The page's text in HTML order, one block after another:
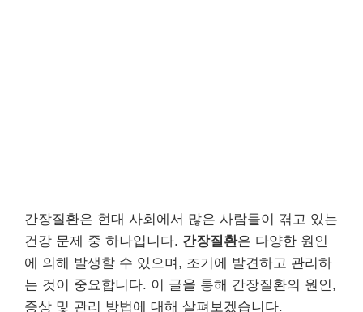
간장질환은 현대 사회에서 많은 사람들이 겪고 있는
건강 문제 중 하나입니다. 간장질환은 다양한 원인
에 의해 발생할 수 있으며, 조기에 발견하고 관리하
는 것이 중요합니다. 이 글을 통해 간장질환의 원인,
증상 및 관리 방법에 대해 살펴보겠습니다.